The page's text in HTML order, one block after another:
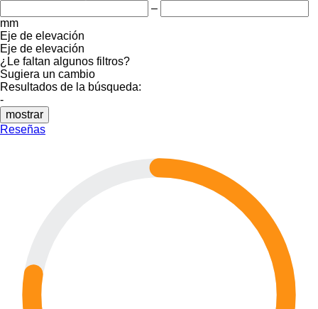
–
mm
Eje de elevación
Eje de elevación
¿Le faltan algunos filtros?
Sugiera un cambio
Resultados de la búsqueda:
-
mostrar
Reseñas